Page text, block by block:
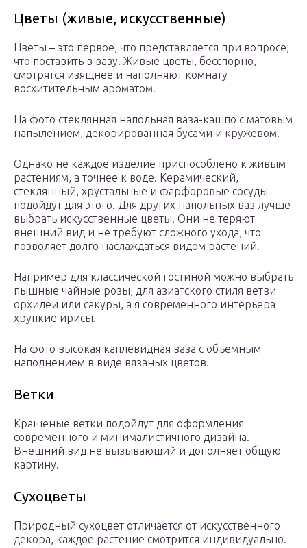
Цветы (живые, искусственные)
Цветы – это первое, что представляется при вопросе,
что поставить в вазу. Живые цветы, бесспорно,
смотрятся изящнее и наполняют комнату
восхитительным ароматом.
На фото стеклянная напольная ваза-кашпо с матовым
напылением, декорированная бусами и кружевом.
Однако не каждое изделие приспособлено к живым
растениям, а точнее к воде. Керамический,
стеклянный, хрустальные и фарфоровые сосуды
подойдут для этого. Для других напольных ваз лучше
выбрать искусственные цветы. Они не теряют
внешний вид и не требуют сложного ухода, что
позволяет долго наслаждаться видом растений.
Например для классической гостиной можно выбрать
пышные чайные розы, для азиатского стиля ветви
орхидеи или сакуры, а я современного интерьера
хрупкие ирисы.
На фото высокая каплевидная ваза с объемным
наполнением в виде вязаных цветов.
Ветки
Крашеные ветки подойдут для оформления
современного и минималистичного дизайна.
Внешний вид не вызывающий и дополняет общую
картину.
Сухоцветы
Природный сухоцвет отличается от искусственного
декора, каждое растение смотрится индивидуально.